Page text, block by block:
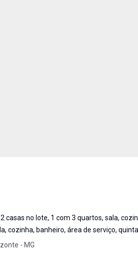
casas no lote, 1 com 3 quartos, sala,
cozinha, banheiro, área de serviço,
- MG